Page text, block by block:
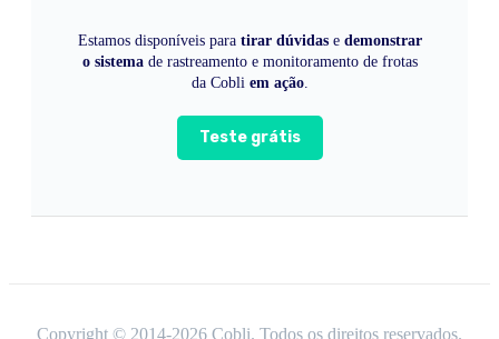
Estamos disponíveis para tirar dúvidase demonstrar
o sistemade rastreamento e monitoramento de frotas
da Cobli em ação.
Teste grátis
Copyright © 2014-2026 Cobli. Todos os direitos reservados.